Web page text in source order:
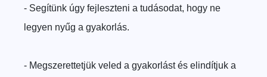
- Segítünk úgy fejleszteni a tudásodat, hogy ne
legyen nyűg a gyakorlás.
- Megszerettetjük veled a gyakorlást és elindítjuk a